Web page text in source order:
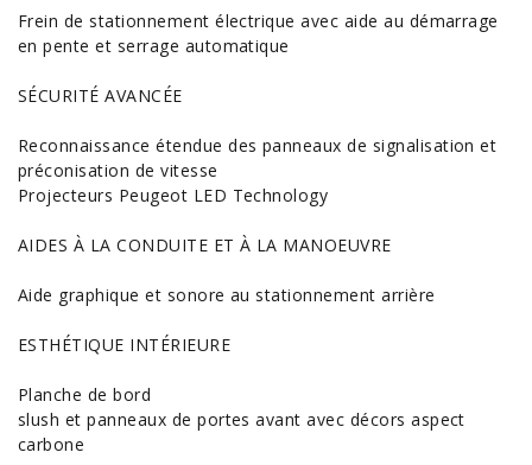
Frein de stationnement électrique avec aide au démarrage
en pente et serrage automatique
SÉCURITÉ AVANCÉE
Reconnaissance étendue des panneaux de signalisation et
préconisation de vitesse
Projecteurs Peugeot LED Technology
AIDES À LA CONDUITE ET À LA MANOEUVRE
Aide graphique et sonore au stationnement arrière
ESTHÉTIQUE INTÉRIEURE
Planche de bord
slush et panneaux de portes avant avec décors aspect
carbone